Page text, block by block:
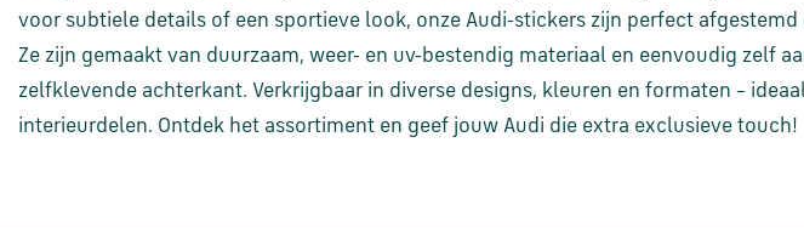
voor subtiele details of een sportieve look, onze Audi-stickers zijn perfect
Ze zijn gemaakt van duurzaam, weer- en uv-bestendig materiaal en eenvoudig zelf
zelfklevende achterkant. Verkrijgbaar in diverse designs, kleuren en formaten –
interieurdelen. Ontdek het assortiment en geef jouw Audi die extra exclusieve touch!